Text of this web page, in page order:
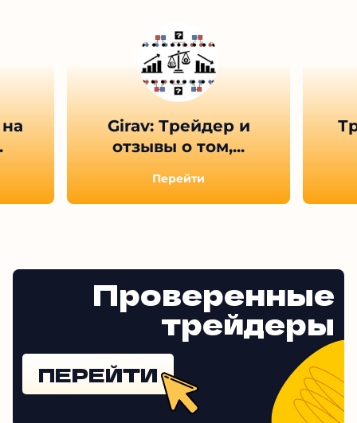
Girav: Трейдер и
отзывы о том,...
Перейти
Проверенные
трейдеры
ПЕРЕЙТИ